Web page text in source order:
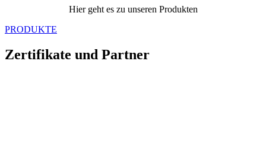
Hier geht es zu unseren Produkten
PRODUKTE
Zertifikate und Partner